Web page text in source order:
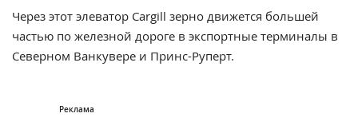
Через этот элеватор Cargill зерно движется большей
частью по железной дороге в экспортные терминалы в
Северном Ванкувере и Принс-Руперт.